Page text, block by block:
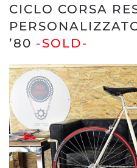
CICLO CORSA
’80 -SOLD-